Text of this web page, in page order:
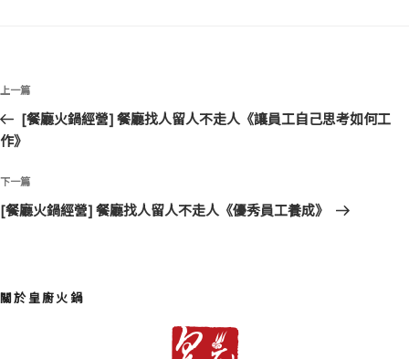
文
導
覽
上
一
篇
章
上一篇
[餐廳火鍋經營] 餐廳找人留人不走人《讓員工自己思考如何工
作》
下
一
篇
下一篇
[餐廳火鍋經營] 餐廳找人留人不走人《優秀員工養成》
關於皇廚火鍋